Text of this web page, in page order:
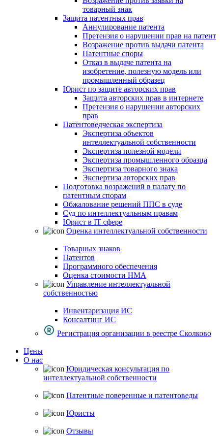
товарный знак
Защита патентных прав
Аннулирование патента
Претензия о нарушении прав на патент
Возражение против выдачи патента
Патентные споры
Отказ в выдаче патента на
изобретение, полезную модель или
промышленный образец
Юрист по защите авторских прав
Защита авторских прав в интернете
Претензия о нарушении авторских
прав
Патентоведческая экспертиза
Экспертиза объектов
интеллектуальной собственности
Экспертиза полезной модели
Экспертиза промышленного образца
Экспертиза товарного знака
Экспертиза авторских прав
Подготовка возражений в палату по
патентным спорам
Обжалование решений ППС в суде
Суд по интеллектуальным правам
Юрист в IT сфере
Оценка интеллектуальной собственности
Товарных знаков
Патентов
Программного обеспечения
Оценка стоимости НМА
Управление интеллектуальной
собственностью
Инвентаризация ИС
Консалтинг ИС
Регистрация организации в реестре Сколково
Цены
О нас
Юридическая консультация по
интеллектуальной собственности
Патентные поверенные и патентоведы
Юристы
Отзывы